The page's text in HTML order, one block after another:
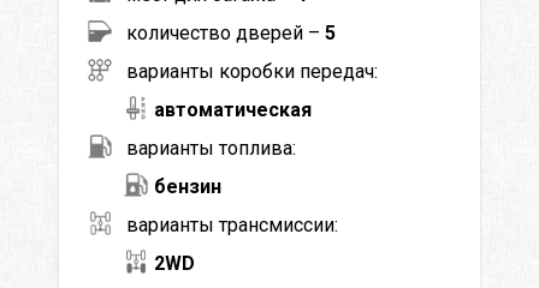
количество дверей – 5
варианты коробки передач:
автоматическая
варианты топлива:
бензин
варианты трансмиссии:
2WD